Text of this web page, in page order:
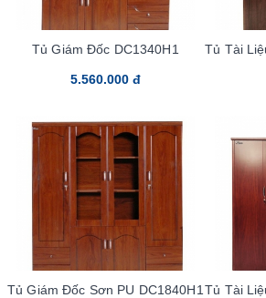
Tủ Giám Đốc DC1340H1
5.560.000 đ
Tủ Tài
Tủ Giám Đốc Sơn PU DC1840H1 Tủ Tài